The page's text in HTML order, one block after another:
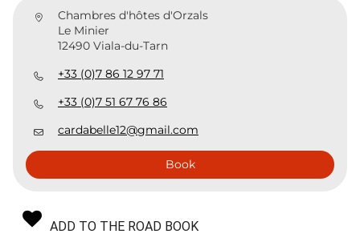
Chambres d'hôtes d'Orzals
Le Minier
12490 Viala-du-Tarn
+33 (0)7 86 12 97 71
+33 (0)7 51 67 76 86
cardabelle12@gmail.com
Book
ADD TO THE ROAD BOOK